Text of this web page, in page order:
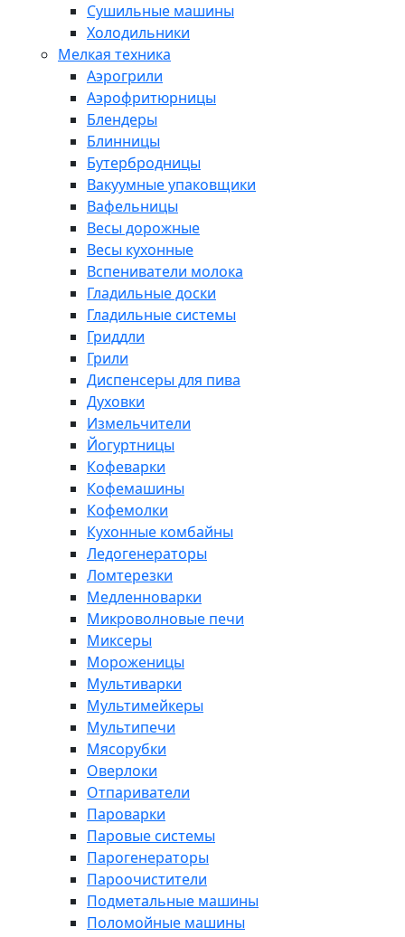
Сушильные машины
Холодильники
Мелкая техника
Аэрогрили
Аэрофритюрницы
Блендеры
Блинницы
Бутербродницы
Вакуумные упаковщики
Вафельницы
Весы дорожные
Весы кухонные
Вспениватели молока
Гладильные доски
Гладильные системы
Гриддли
Грили
Диспенсеры для пива
Духовки
Измельчители
Йогуртницы
Кофеварки
Кофемашины
Кофемолки
Кухонные комбайны
Ледогенераторы
Ломтерезки
Медленноварки
Микроволновые печи
Миксеры
Мороженицы
Мультиварки
Мультимейкеры
Мультипечи
Мясорубки
Оверлоки
Отпариватели
Пароварки
Паровые системы
Парогенераторы
Пароочистители
Подметальные машины
Поломойные машины